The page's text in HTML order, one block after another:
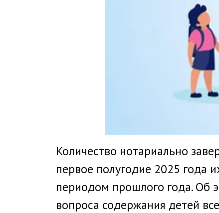
Количество нотариально
первое полугодие 2025 года
периодом прошлого года. Об
вопроса содержания детей